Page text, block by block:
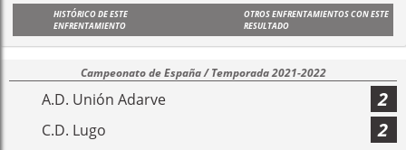
HISTÓRICO DE ESTE
ENFRENTAMIENTO
OTROS ENFRENTAMIENTOS CON ESTE
RESULTADO
Campeonato de España / Temporada 2021-2022
A.D. Unión Adarve 2
C.D. Lugo 2